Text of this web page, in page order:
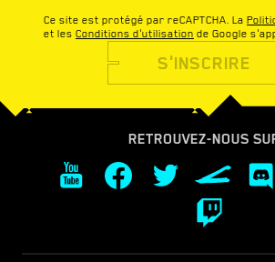
Ce site est protégé par reCAPTCHA. La
et les Conditions d'utilisation de Google
S'INSCRIRE
RETROUVEZ-NOUS